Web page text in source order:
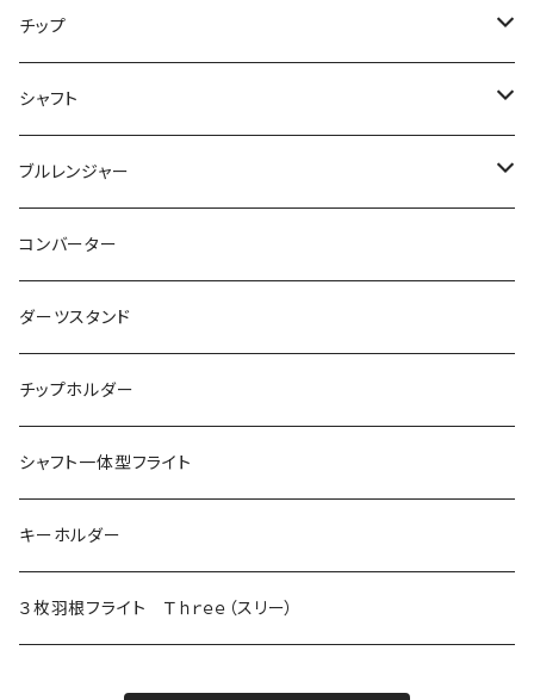
飛び出し防止リングなし
飛び出し防止リング付き
ノーマル
マーブル
シームレス用
チップ
２ＢＡ用チップ
シャークチップ
シャークチップコンバージョン
４ＢＡ用チップ
ドルフィンチップ
ドルフィンチップコンバージョン
シャフト
ノーマル
アクタゴンシャフト
ツインシャフト
ブルレンジャー
光るブルレンジャー
プリントバージョン
当ショップ限定発売
コンバーター
ダーツスタンド
チップホルダー
シャフト一体型フライト
キーホルダー
３枚羽根フライト Ｔｈｒｅｅ（スリー）